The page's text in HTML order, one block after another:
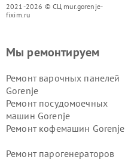
2021-2026 © СЦ mur.gorenje-
fixim.ru
Мы ремонтируем
Ремонт варочных панелей
Gorenje
Ремонт посудомоечных
машин Gorenje
Ремонт кофемашин Gorenje
Ремонт парогенераторов